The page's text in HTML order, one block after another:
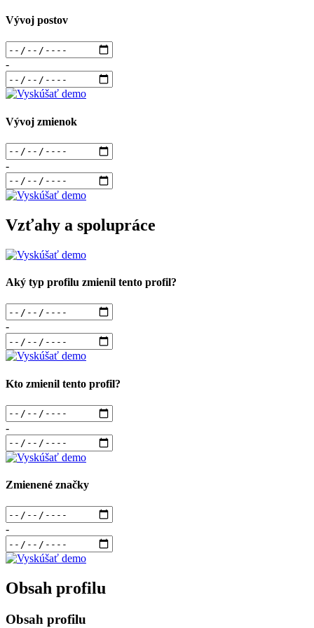
Vývoj postov
-
Vývoj zmienok
-
Vzťahy a spolupráce
Aký typ profilu zmienil tento profil?
-
Kto zmienil tento profil?
-
Zmienené značky
-
Obsah profilu
Obsah profilu